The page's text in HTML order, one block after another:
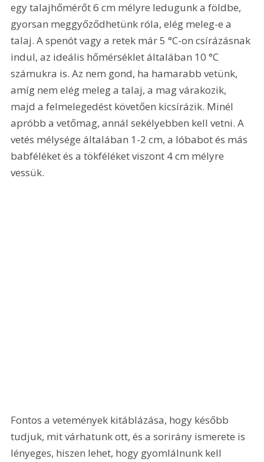
egy talajhőmérőt 6 cm mélyre ledugunk a földbe,
gyorsan meggyőződhetünk róla, elég meleg-e a
talaj. A spenót vagy a retek már 5 °C-on csírázásnak
indul, az ideális hőmérséklet általában 10 °C
számukra is. Az nem gond, ha hamarabb vetünk,
amíg nem elég meleg a talaj, a mag várakozik,
majd a felmelegedést követően kicsírázik. Minél
apróbb a vetőmag, annál sekélyebben kell vetni. A
vetés mélysége általában 1-2 cm, a lóbabot és más
babféléket és a tökféléket viszont 4 cm mélyre
vessük.
Fontos a vetemények kitáblázása, hogy később
tudjuk, mit várhatunk ott, és a sorirány ismerete is
lényeges, hiszen lehet, hogy gyomlálnunk kell